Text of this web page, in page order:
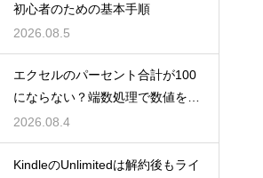
初心者のための基本手順
2026.08.5
エクセルのパーセント合計が100
にならない？端数処理で数値を合
わせる技
2026.08.4
KindleのUnlimitedは解約後もライ